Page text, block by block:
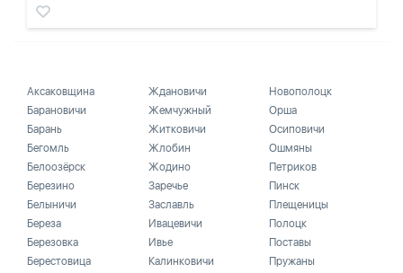
Аксаковщина
Барановичи
Барань
Бегомль
Белоозёрск
Березино
Белыничи
Береза
Березовка
Берестовица
Ждановичи
Жемчужный
Житковичи
Жлобин
Жодино
Заречье
Заславль
Ивацевичи
Ивье
Калинковичи
Новополоцк
Орша
Осиповичи
Ошмяны
Петриков
Пинск
Плещеницы
Полоцк
Поставы
Пружаны